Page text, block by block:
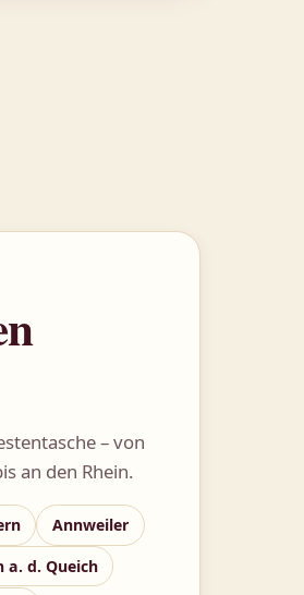
– von
an den Rhein.
Annweiler
a. d. Queich